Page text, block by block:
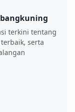
terkini tentang
serta